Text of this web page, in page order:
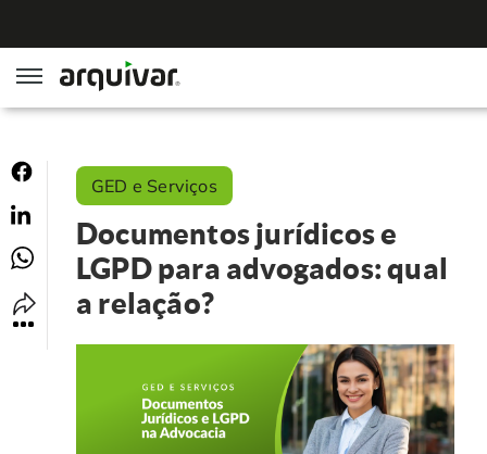
ArqSign
Soluções
Gestão de Documentos
Digitalização
Software para BPM
Segmentos
Agronegócio
GED e Serviços
Documentos jurídicos e
LGPD para advogados: qual
a relação?